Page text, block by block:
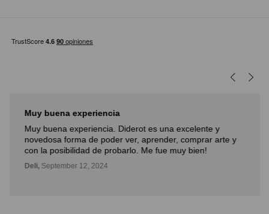
Muy buena experiencia
Muy buena experiencia. Diderot es una excelente y
novedosa forma de poder ver, aprender, comprar arte y
con la posibilidad de probarlo. Me fue muy bien!
Deli,September 12, 2024